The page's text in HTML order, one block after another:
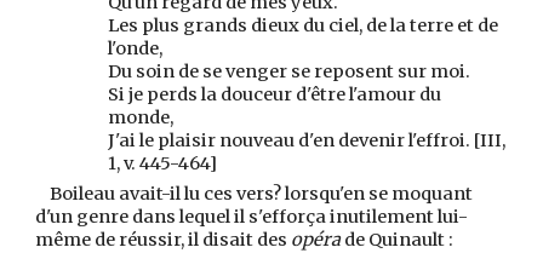
Les plus grands dieux du ciel, de la terre et de
l'onde,
Du soin de se venger se reposent sur moi.
Si je perds la douceur d'être l'amour du
monde,
J'ai le plaisir nouveau d'en devenir l'effroi. [III,
1, v. 445-464]
Boileau avait-il lu ces vers? lorsqu'en se moquant
d'un genre dans lequel il s'efforça inutilement lui-
même de réussir, il disait des opérade Quinault :